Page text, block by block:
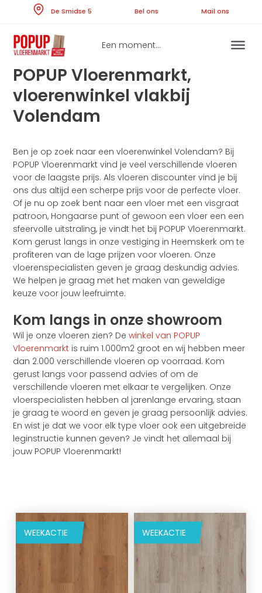
content
De Smidse 5
Een moment...
POPUP Vloerenmarkt,
vloerenwinkel vlakbij
Volendam
Ben je op zoek naar een vloerenwinkel Volendam? Bij
POPUP Vloerenmarkt vind je veel verschillende vloeren
voor de laagste prijs. Als vloeren discounter vind je bij
ons dus altijd een scherpe prijs voor de perfecte vloer.
Of je nu op zoek bent naar een vloer met een visgraat
patroon, Hongaarse punt of gewoon een vloer een een
sfeervolle uitstraling, je vindt het bij POPUP Vloerenmarkt.
Kom gerust langs in onze vestiging in Heemskerk om te
profiteren van de lage prijzen voor vloeren. Onze
vloerenspecialisten geven je graag deskundig advies.
We helpen je graag met het maken van geweldige
keuze voor jouw leefruimte.
Kom langs in onze showroom
Wil je onze vloeren zien? De winkel van POPUP
Vloerenmarkt is ruim 1.000m2 groot en wij hebben meer
dan 2.000 verschillende vloeren op voorraad. Kom
gerust langs voor passend advies of om de
verschillende vloeren met elkaar te vergelijken. Onze
vloerspecialisten hebben al jarenlange ervaring, staan
je graag te woord en geven je graag persoonlijk advies.
En wist je dat we voor elk type vloer ook een uitgebreide
leginstructie kunnen geven? Je vindt het allemaal bij
jouw POPUP Vloerenmarkt!
WEEKACTIE WEEKACTIE